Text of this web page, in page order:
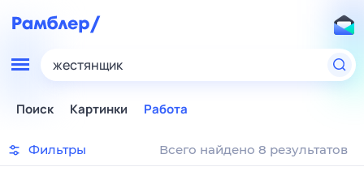
жестянщик
Поиск Картинки Работа
Фильтры Всего найдено 8 результатов